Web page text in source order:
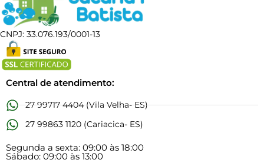
CNPJ: 33.076.193/0001-13
Central de atendimento:
27 99717 4404 (Vila Velha- ES)
27 99863 1120 (Cariacica- ES)
Segunda a sexta: 09:00 às 18:00
Sábado: 09:00 às 13:00